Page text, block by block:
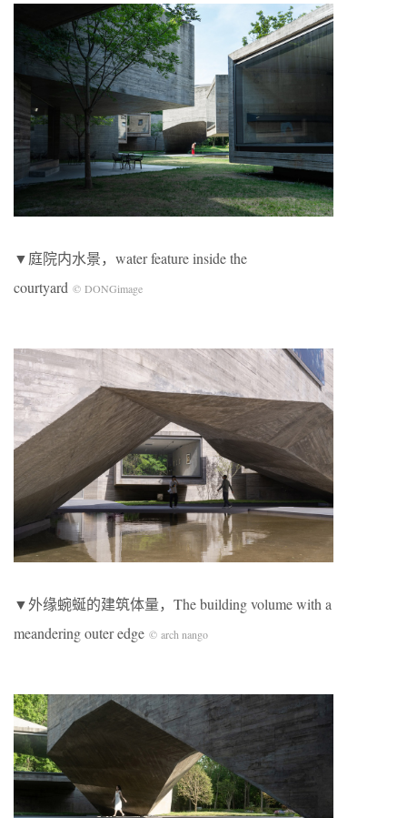
▼庭院内水景，water feature inside the
courtyard © DONGimage
▼外缘蜿蜒的建筑体量，The building volume with a
meandering outer edge © arch nango